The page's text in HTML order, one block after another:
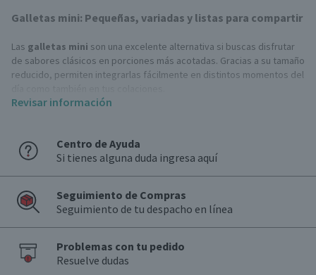
Galletas mini: Pequeñas, variadas y listas para compartir
Las galletas mini son una excelente alternativa si buscas disfrutar
de sabores clásicos en porciones más acotadas. Gracias a su tamaño
reducido, permiten integrarlas fácilmente en distintos momentos del
crocancia y frescura, lo que resulta clave al momento de consumirlas
de forma gradual.
alternar entre opciones simples y otras más intensas. Así, se
transforman en una buena elección para colaciones, pausas breves o
para acompañar bebidas, sin que el tamaño resulte excesivo.
Variedades de galletas mini
Revisar información
Centro de Ayuda
Si tienes alguna duda ingresa aquí
Seguimiento de Compras
Seguimiento de tu despacho en línea
Problemas con tu pedido
Resuelve dudas